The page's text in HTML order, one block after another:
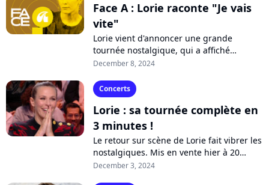
Face A : Lorie raconte "Je vais
vite"
Lorie vient d'annoncer une grande
tournée nostalgique, qui a affiché
complet en trois minutes. Nul doute que
dont...
December 8, 2024
Concerts
Lorie : sa tournée complète en
3 minutes !
Le retour sur scène de Lorie fait vibrer les
nostalgiques. Mis en vente hier à 20
heures, les billets pour les concerts de sa
December 3, 2024